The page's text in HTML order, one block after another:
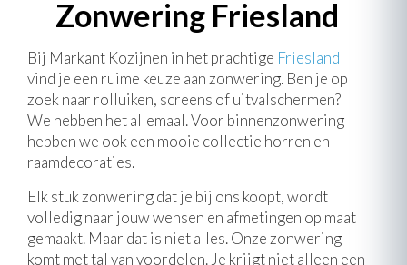
Zonwering Friesland
Bij Markant Kozijnen in het prachtige Friesland
vind je een ruime keuze aan zonwering. Ben je op
zoek naar rolluiken, screens of uitvalschermen?
We hebben het allemaal. Voor binnenzonwering
hebben we ook een mooie collectie horren en
raamdecoraties.
Elk stuk zonwering dat je bij ons koopt, wordt
volledig naar jouw wensen en afmetingen op maat
gemaakt. Maar dat is niet alles. Onze zonwering
komt met tal van voordelen. Je krijgt niet alleen een